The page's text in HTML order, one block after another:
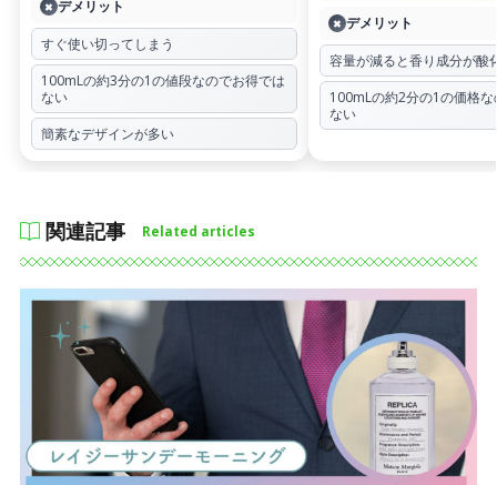
✖ デメリット
すぐ使い切ってしまう
100mLの約3分の1の値段なのでお得では
ない
簡素なデザインが多い
✖ デメリット
容量が減ると香り成分が酸
100mLの約2分の1の価格
ない
関連記事 Related articles